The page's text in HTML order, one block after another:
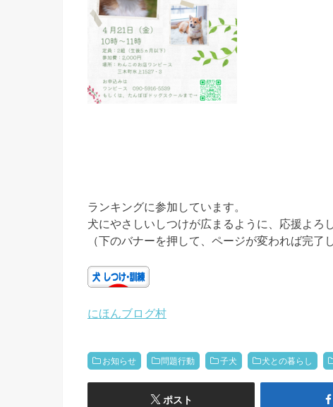
ランキングに参加しています。
犬にやさしいしつけが広まるように、応援よろ
（下のバナーを押して、ページが変われば完了
にほんブログ村
お知らせ 問題行動 子犬 犬との暮らし
ポスト